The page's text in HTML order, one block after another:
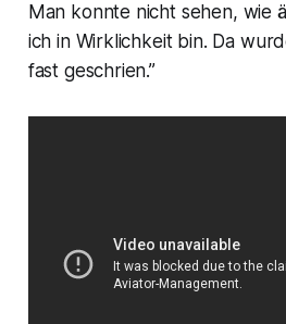
Man konnte nicht sehen, wie
ich in Wirklichkeit bin. Da
fast geschrien.”